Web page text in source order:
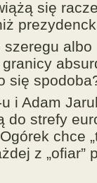
się
się
i Adam
do strefy
chce
z „ofiar”